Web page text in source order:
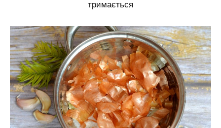
тримається